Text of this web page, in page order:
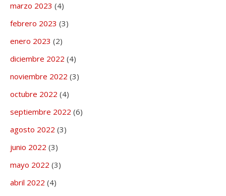
marzo 2023 (4)
febrero 2023 (3)
enero 2023 (2)
diciembre 2022 (4)
noviembre 2022 (3)
octubre 2022 (4)
septiembre 2022 (6)
agosto 2022 (3)
junio 2022 (3)
mayo 2022 (3)
abril 2022 (4)